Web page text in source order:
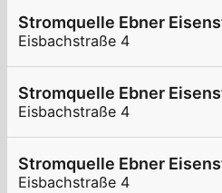
Stromquelle Ebner
Eisbachstraße 4
Stromquelle Ebner
Eisbachstraße 4
Stromquelle Ebner
Eisbachstraße 4